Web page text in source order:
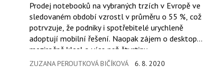
Prodej notebooků na vybraných trzích v Evropě ve
sledovaném období vzrostl v průměru o 55 %, což
potrvzuje, že podniky i spotřebitelé urychleně
adoptují mobilní řešení. Naopak zájem o desktopy
meziročně klesl o více než čtvrtinu.
ZUZANA PEROUTKOVÁ BIČÍKOVÁ
6. 8. 2020